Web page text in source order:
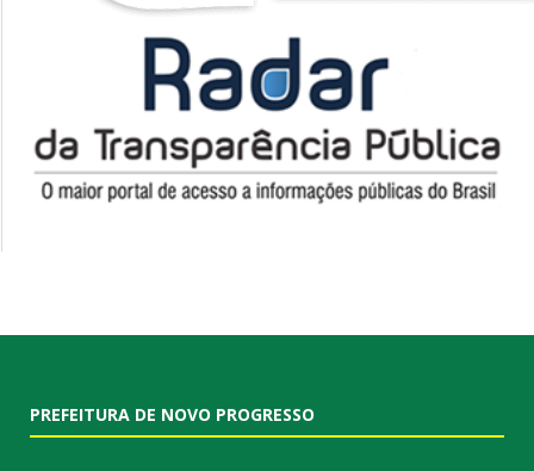
PREFEITURA DE NOVO PROGRESSO